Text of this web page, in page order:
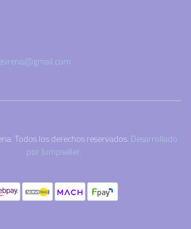
Todos los derechos reservados. Desarrollado
por Jumpseller.